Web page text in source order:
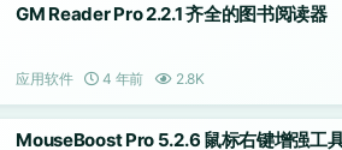
GM Reader Pro 2.2.1 齐全的图书阅读器
应用软件 4 年前 2.8K
MouseBoost Pro 5.2.6 鼠标右键增强工